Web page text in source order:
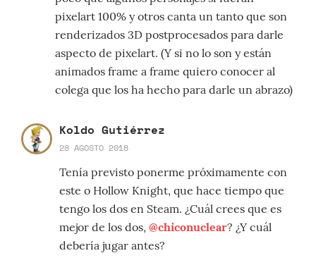
pixelart 100% y otros canta un tanto que son
renderizados 3D postprocesados para darle
aspecto de pixelart. (Y si no lo son y están
animados frame a frame quiero conocer al
colega que los ha hecho para darle un abrazo)
Koldo Gutiérrez
28 AGOSTO 2018
Tenía previsto ponerme próximamente con
este o Hollow Knight, que hace tiempo que
tengo los dos en Steam. ¿Cuál crees que es
mejor de los dos, @chiconuclear? ¿Y cuál
debería jugar antes?